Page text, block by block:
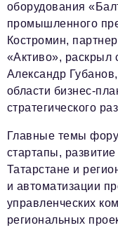
оборудования
промышленного
Костромин,
«Активо», раскрыл
Александр
области бизнес-
стратегического
Главные темы
стартапы,
Татарстане и
и автоматизации
управленческих
региональных